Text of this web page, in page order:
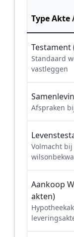
Type Akte
Testament
Standaard
vastleggen
Afspraken
Volmacht bij
Aankoop
akten)